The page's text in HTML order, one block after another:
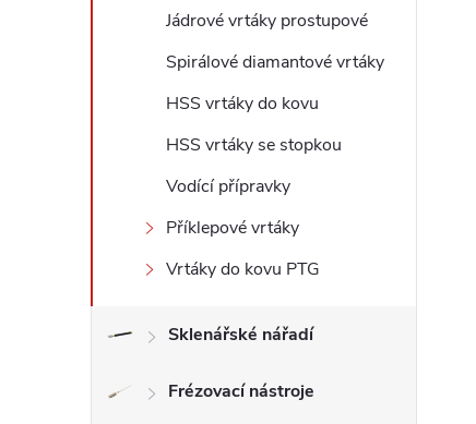
Jádrové vrtáky prostupové
Spirálové diamantové vrtáky
HSS vrtáky do kovu
HSS vrtáky se stopkou
Vodící přípravky
Příklepové vrtáky
Vrtáky do kovu PTG
Sklenářské nářadí
Frézovací nástroje